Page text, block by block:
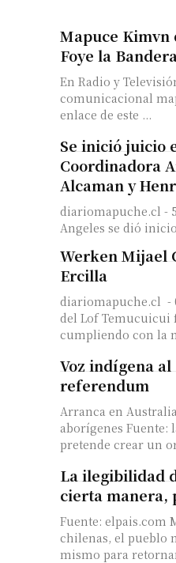
Mapuce Kimvn
Foye la
En Radio y
comunicacional
enlace de este ...
Se inició juicio
Coordinadora
Alcaman y
diariomapuche.cl - 5 octubre 2023 En el
Angeles se dió
Werken Mijael
Ercilla
diariomapuche.cl - 05 octubre 2023
del Lof Temucuicui
cumpliendo con la
Voz indígena
referendum
Arranca en
aborígenes Fuente:
pretende crear un
La ilegibilidad
cierta manera,
Fuente: elpais.com
chilenas, el pueblo
mismo para